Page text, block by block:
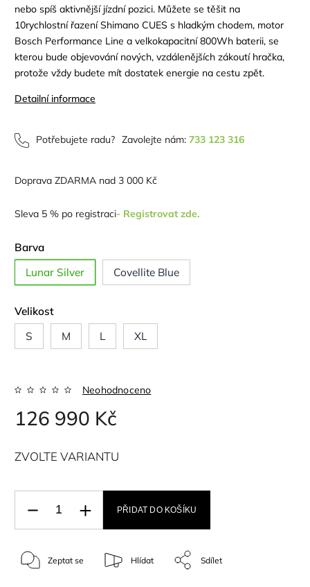
nebo spíš aktivnější jízdní pozici. Můžete se těšit na
10rychlostní řazení Shimano CUES s hladkým chodem, motor
Bosch Performance Line a velkokapacitní 800Wh baterii, se
kterou bude objevování nových, vzdálenějších zákoutí hračka,
protože vždy budete mít dostatek energie na cestu zpět.
Detailní informace
Potřebujete radu? Zavolejte nám: 733 123 316
Doprava ZDARMA nad 3 000 Kč
Sleva 5 % po registraci- Registrovat zde.
Barva
Lunar Silver
Covellite Blue
Velikost
S
M L XL
Neohodnoceno
126 990 Kč
ZVOLTE VARIANTU
PŘIDAT DO KOŠÍKU
Zeptat se Hlídat Sdílet